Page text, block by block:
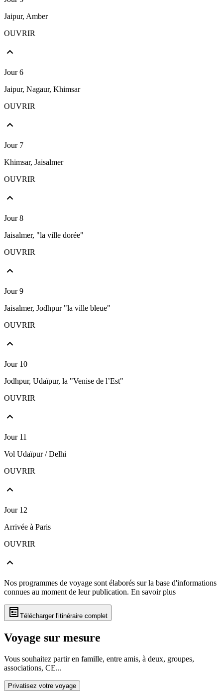
Jaipur, Amber
OUVRIR
Jour 6
Jaipur, Nagaur, Khimsar
OUVRIR
Jour 7
Khimsar, Jaisalmer
OUVRIR
Jour 8
Jaisalmer, "la ville dorée"
OUVRIR
Jour 9
Jaisalmer, Jodhpur "la ville bleue"
OUVRIR
Jour 10
Jodhpur, Udaïpur, la "Venise de l’Est"
OUVRIR
Jour 11
Vol Udaïpur / Delhi
OUVRIR
Jour 12
Arrivée à Paris
OUVRIR
Nos programmes de voyage sont élaborés sur la base d'informations
connues au moment de leur publication. En savoir plus
Télécharger l'itinéraire complet
Voyage sur mesure
Vous souhaitez partir en famille, entre amis, à deux, groupes,
associations, CE...
Privatisez votre voyage